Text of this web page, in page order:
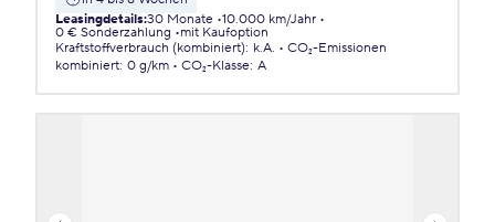
Leasingdetails:30 Monate 10.000 km/Jahr
0 € Sonderzahlung
mit Kaufoption
Kraftstoffverbrauch (kombiniert): k.A.
CO₂-Emissionen
kombiniert: 0 g/km CO₂-Klasse: A